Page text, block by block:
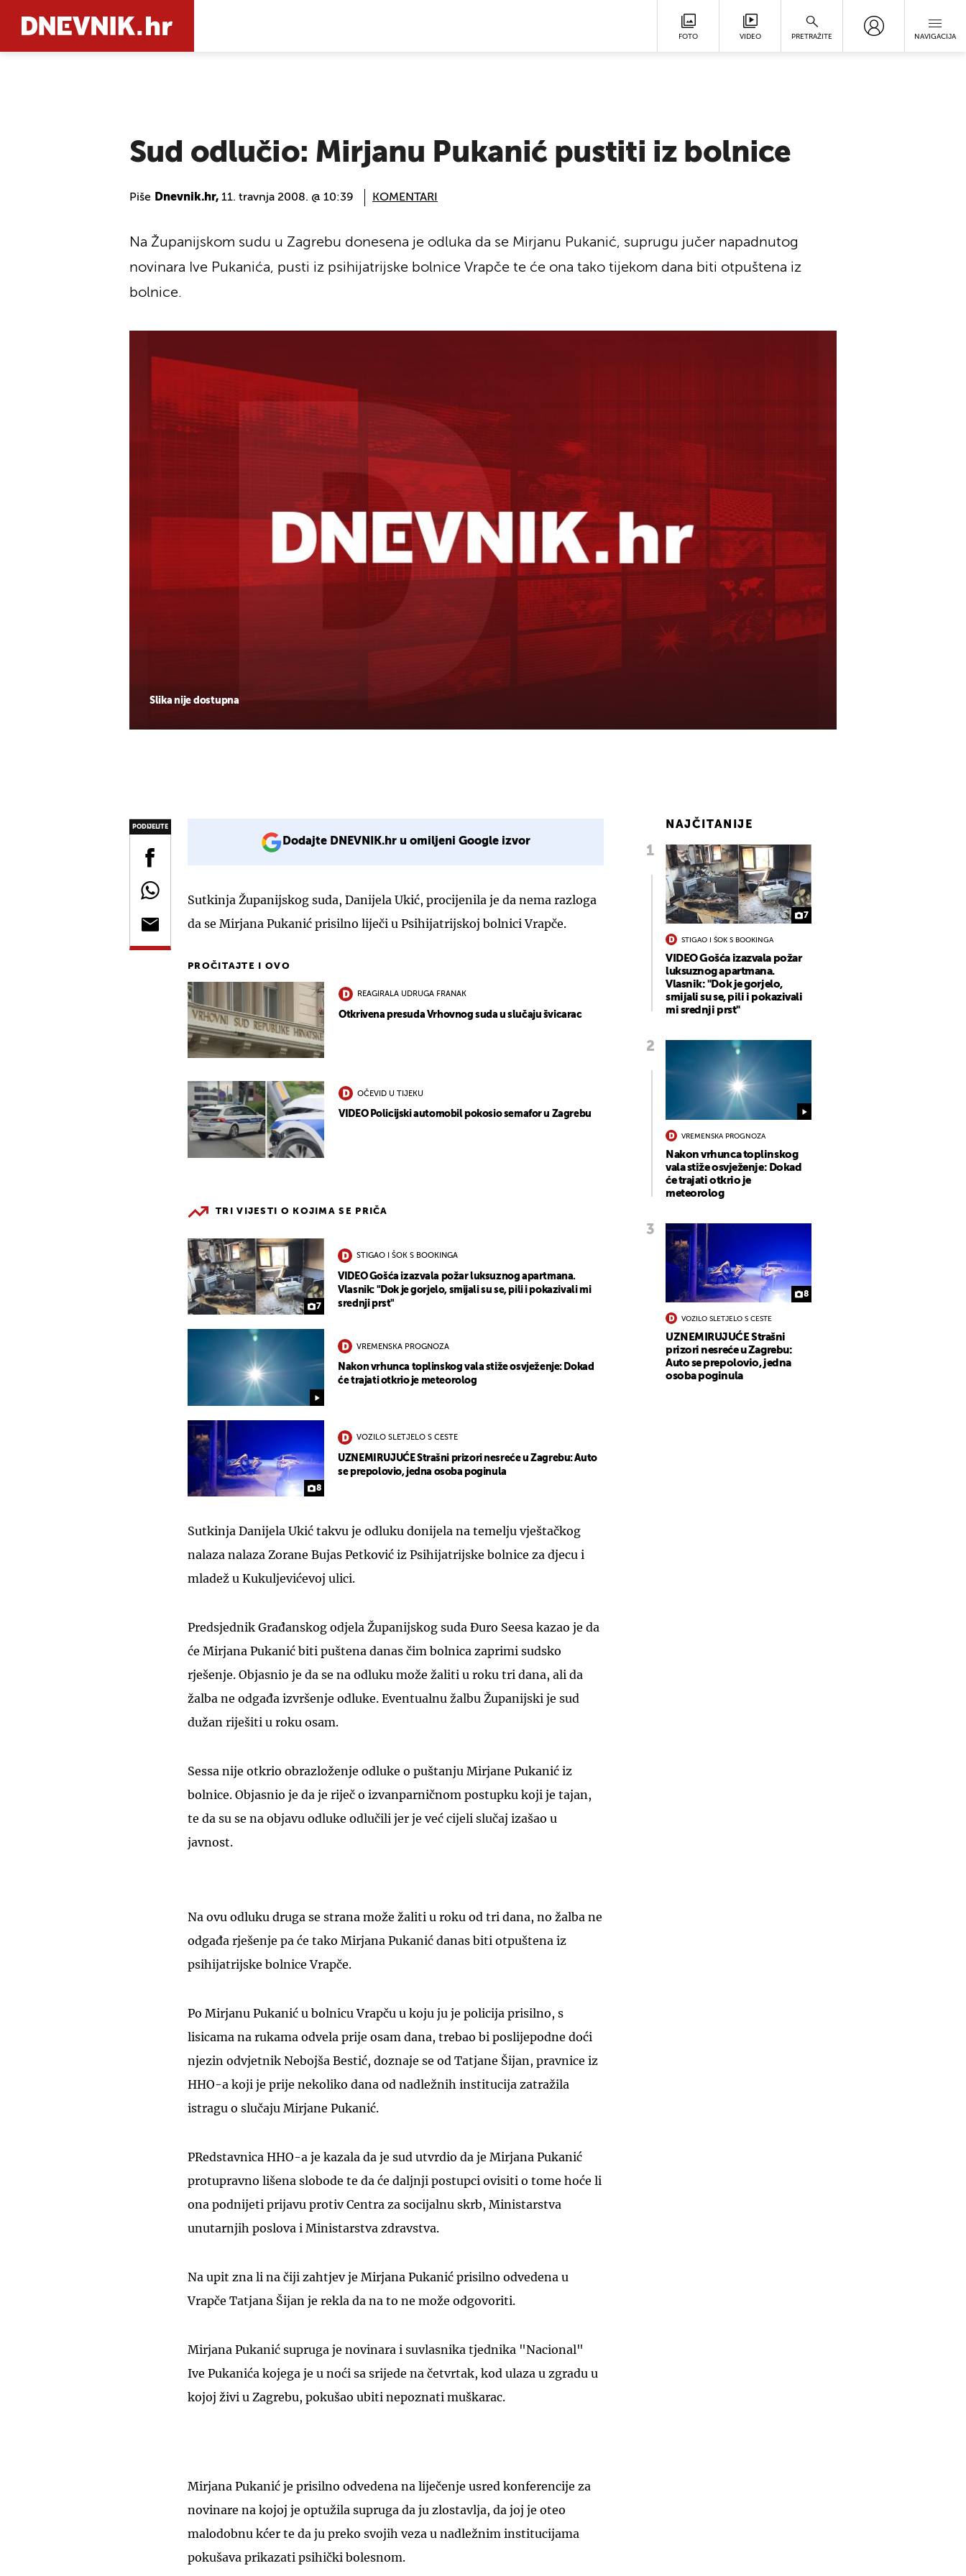
FOTO VIDEO PRETRAŽITE NAVIGACIJA
Sud odlučio: Mirjanu Pukanić pustiti iz bolnice
Piše Dnevnik.hr, 11. travnja 2008. @ 10:39 KOMENTARI
Slika nije dostupna
Na Županijskom sudu u Zagrebu donesena je odluka da se Mirjanu Pukanić, suprugu jučer napadnutog
novinara Ive Pukanića, pusti iz psihijatrijske bolnice Vrapče te će ona tako tijekom dana biti otpuštena iz
bolnice.
PODIJELITE
Dodajte DNEVNIK.hr u omiljeni Google izvor
Sutkinja Županijskog suda, Danijela Ukić, procijenila je da nema razloga
da se Mirjana Pukanić prisilno liječi u Psihijatrijskoj bolnici Vrapče.
PROČITAJTE I OVO
REAGIRALA UDRUGA FRANAK
Otkrivena presuda Vrhovnog suda u slučaju švicarac
OČEVID U TIJEKU
VIDEO Policijski automobil pokosio semafor u Zagrebu
TRI VIJESTI O KOJIMA SE PRIČA
7
STIGAO I ŠOK S BOOKINGA
VIDEO Gošća izazvala požar luksuznog apartmana.
Vlasnik: "Dok je gorjelo, smijali su se, pili i pokazivali mi
srednji prst"
VREMENSKA PROGNOZA
Nakon vrhunca toplinskog vala stiže osvježenje: Dokad
će trajati otkrio je meteorolog
8
VOZILO SLETJELO S CESTE
UZNEMIRUJUĆE Strašni prizori nesreće u Zagrebu: Auto
se prepolovio, jedna osoba poginula
Sutkinja Danijela Ukić takvu je odluku donijela na temelju vještačkog
nalaza nalaza Zorane Bujas Petković iz Psihijatrijske bolnice za djecu i
mladež u Kukuljevićevoj ulici.
Predsjednik Građanskog odjela Županijskog suda Đuro Seesa kazao je da
će Mirjana Pukanić biti puštena danas čim bolnica zaprimi sudsko
rješenje. Objasnio je da se na odluku može žaliti u roku tri dana, ali da
žalba ne odgađa izvršenje odluke. Eventualnu žalbu Županijski je sud
dužan riješiti u roku osam.
Sessa nije otkrio obrazloženje odluke o puštanju Mirjane Pukanić iz
bolnice. Objasnio je da je riječ o izvanparničnom postupku koji je tajan,
te da su se na objavu odluke odlučili jer je već cijeli slučaj izašao u
javnost.
Na ovu odluku druga se strana može žaliti u roku od tri dana, no žalba ne
odgađa rješenje pa će tako Mirjana Pukanić danas biti otpuštena iz
psihijatrijske bolnice Vrapče.
Po Mirjanu Pukanić u bolnicu Vrapču u koju ju je policija prisilno, s
lisicama na rukama odvela prije osam dana, trebao bi poslijepodne doći
njezin odvjetnik Nebojša Bestić, doznaje se od Tatjane Šijan, pravnice iz
HHO-a koji je prije nekoliko dana od nadležnih institucija zatražila
istragu o slučaju Mirjane Pukanić.
PRedstavnica HHO-a je kazala da je sud utvrdio da je Mirjana Pukanić
protupravno lišena slobode te da će daljnji postupci ovisiti o tome hoće li
ona podnijeti prijavu protiv Centra za socijalnu skrb, Ministarstva
unutarnjih poslova i Ministarstva zdravstva.
Na upit zna li na čiji zahtjev je Mirjana Pukanić prisilno odvedena u
Vrapče Tatjana Šijan je rekla da na to ne može odgovoriti.
Mirjana Pukanić supruga je novinara i suvlasnika tjednika "Nacional"
Ive Pukanića kojega je u noći sa srijede na četvrtak, kod ulaza u zgradu u
kojoj živi u Zagrebu, pokušao ubiti nepoznati muškarac.
Mirjana Pukanić je prisilno odvedena na liječenje usred konferencije za
novinare na kojoj je optužila supruga da ju zlostavlja, da joj je oteo
malodobnu kćer te da ju preko svojih veza u nadležnim institucijama
pokušava prikazati psihički bolesnom.
NAJČITANIJE
7
STIGAO I ŠOK S BOOKINGA
VIDEO Gošća izazvala požar
luksuznog apartmana.
Vlasnik: "Dok je gorjelo,
smijali su se, pili i pokazivali
mi srednji prst"
VREMENSKA PROGNOZA
Nakon vrhunca toplinskog
vala stiže osvježenje: Dokad
će trajati otkrio je
meteorolog
8
VOZILO SLETJELO S CESTE
UZNEMIRUJUĆE Strašni
prizori nesreće u Zagrebu:
Auto se prepolovio, jedna
osoba poginula